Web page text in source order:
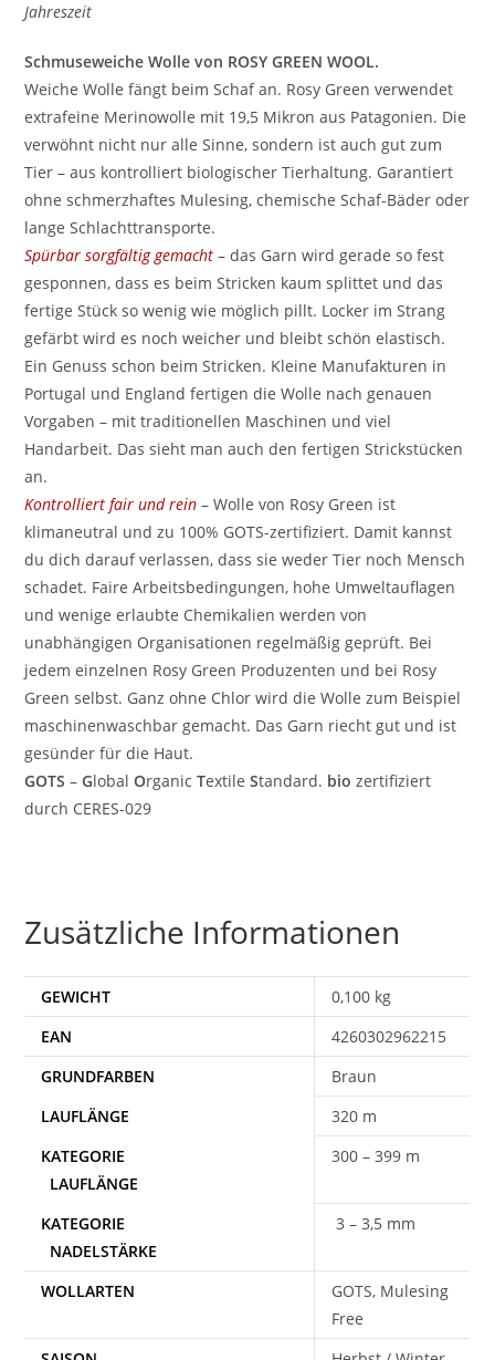
Jahreszeit
Schmuseweiche Wolle von ROSY GREEN WOOL.
Weiche Wolle fängt beim Schaf an. Rosy Green verwendet
extrafeine Merinowolle mit 19,5 Mikron aus Patagonien. Die
verwöhnt nicht nur alle Sinne, sondern ist auch gut zum
Tier – aus kontrolliert biologischer Tierhaltung. Garantiert
ohne schmerzhaftes Mulesing, chemische Schaf-Bäder oder
lange Schlachttransporte.
Spürbar sorgfältig gemacht – das Garn wird gerade so fest
gesponnen, dass es beim Stricken kaum splittet und das
fertige Stück so wenig wie möglich pillt. Locker im Strang
gefärbt wird es noch weicher und bleibt schön elastisch.
Ein Genuss schon beim Stricken. Kleine Manufakturen in
Portugal und England fertigen die Wolle nach genauen
Vorgaben – mit traditionellen Maschinen und viel
Handarbeit. Das sieht man auch den fertigen Strickstücken
an.
Kontrolliert fair und rein – Wolle von Rosy Green ist
klimaneutral und zu 100% GOTS-zertifiziert. Damit kannst
du dich darauf verlassen, dass sie weder Tier noch Mensch
schadet. Faire Arbeitsbedingungen, hohe Umweltauflagen
und wenige erlaubte Chemikalien werden von
unabhängigen Organisationen regelmäßig geprüft. Bei
jedem einzelnen Rosy Green Produzenten und bei Rosy
Green selbst. Ganz ohne Chlor wird die Wolle zum Beispiel
maschinenwaschbar gemacht. Das Garn riecht gut und ist
gesünder für die Haut.
GOTS –GlobalOrganicTextileStandard. bio zertifiziert
durch CERES-029
Zusätzliche Informationen
GEWICHT
0,100 kg
EAN
4260302962215
Braun
320 m
300 – 399 m
3 – 3,5 mm
WOLLARTEN
GOTS, Mulesing
Free